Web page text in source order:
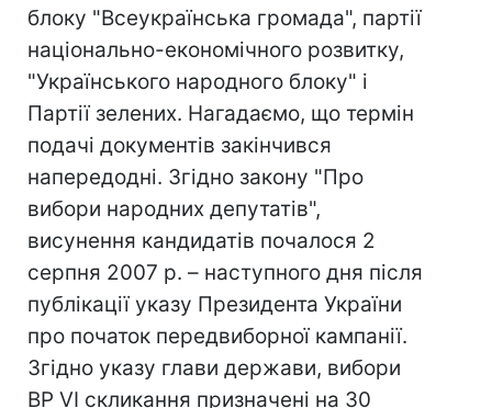
блоку "Всеукраїнська громада", партії
національно-економічного розвитку,
"Українського народного блоку" і
Партії зелених. Нагадаємо, що термін
подачі документів закінчився
напередодні. Згідно закону "Про
вибори народних депутатів",
висунення кандидатів почалося 2
серпня 2007 р. – наступного дня після
публікації указу Президента України
про початок передвиборної кампанії.
Згідно указу глави держави, вибори
ВР VI скликання призначені на 30